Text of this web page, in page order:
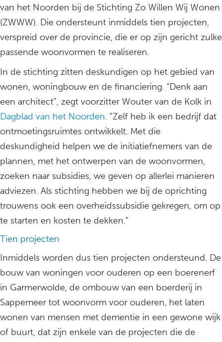
van het Noorden bij de Stichting Zo Willen Wij Wonen
(ZWWW). Die ondersteunt inmiddels tien projecten,
verspreid over de provincie, die er op zijn gericht zulke
passende woonvormen te realiseren.
In de stichting zitten deskundigen op het gebied van
wonen, woningbouw en de financiering. “Denk aan
een architect”, zegt voorzitter Wouter van de Kolk in
Dagblad van het Noorden. “Zelf heb ik een bedrijf dat
ontmoetingsruimtes ontwikkelt. Met die
deskundigheid helpen we de initiatiefnemers van de
plannen, met het ontwerpen van de woonvormen,
zoeken naar subsidies, we geven op allerlei manieren
adviezen. Als stichting hebben we bij de oprichting
trouwens ook een overheidssubsidie gekregen, om op
te starten en kosten te dekken.”
Tien projecten
Inmiddels worden dus tien projecten ondersteund. De
bouw van woningen voor ouderen op een boerenerf
in Garmerwolde, de ombouw van een boerderij in
Sappemeer tot woonvorm voor ouderen, het laten
wonen van mensen met dementie in een gewone wijk
of buurt, dat zijn enkele van de projecten die de